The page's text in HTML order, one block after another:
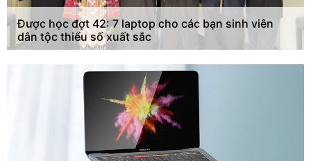
Được học đợt 42: 7 laptop cho các bạn sinh viên
dân tộc thiểu số xuất sắc